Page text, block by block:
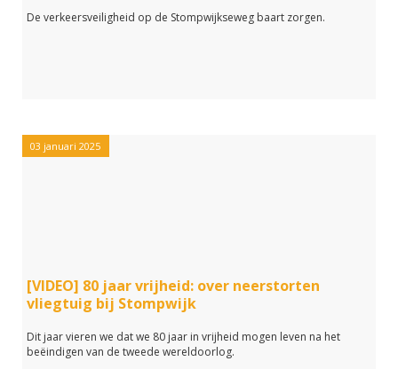
De verkeersveiligheid op de Stompwijkseweg baart zorgen.
03 januari 2025
[VIDEO] 80 jaar vrijheid: over neerstorten
vliegtuig bij Stompwijk
Dit jaar vieren we dat we 80 jaar in vrijheid mogen leven na het
beëindigen van de tweede wereldoorlog.